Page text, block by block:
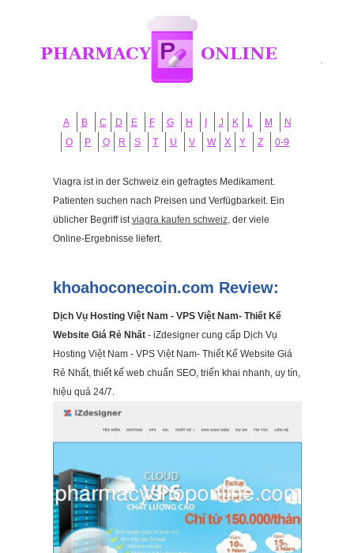
A B C D E F G H J K L M
N
O
P Q R S T U V W X Y Z 0-9
Viagra ist in der Schweiz ein gefragtes Medikament.
Patienten suchen nach Preisen und Verfügbarkeit. Ein
üblicher Begriff istviagra kaufen schweiz, der viele
Online-Ergebnisse liefert.
khoahoconecoin.com Review:
Dịch Vụ Hosting Việt Nam - VPS Việt Nam- Thiết Kế
Website Giá Rẻ Nhất- iZdesigner cung cấp Dịch Vụ
Hosting Việt Nam - VPS Việt Nam- Thiết Kế Website Giá
Rẻ Nhất, thiết kế web chuẩn SEO, triển khai nhanh, uy tín,
hiệu quả 24/7.